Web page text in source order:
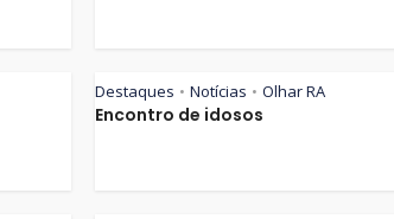
Destaques • Notícias • Olhar RA
Encontro de idosos